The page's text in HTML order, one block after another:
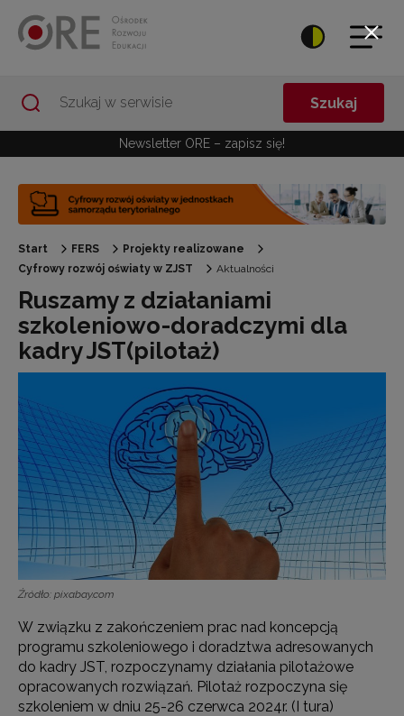
Szukaj
Newsletter ORE – zapisz się!
Start FERS
Projekty realizowane
Cyfrowy rozwój oświaty w ZJST
Aktualności
Ruszamy z działaniami
szkoleniowo-doradczymi dla
kadry JST(pilotaż)
Źródło: pixabay.com
W związku z zakończeniem prac nad koncepcją
programu szkoleniowego i doradztwa adresowanych
do kadry JST, rozpoczynamy działania pilotażowe
opracowanych rozwiązań. Pilotaż rozpoczyna się
szkoleniem w dniu 25-26 czerwca 2024r. (I tura)